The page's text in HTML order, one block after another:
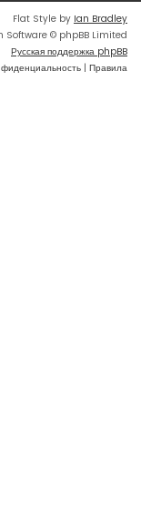
Flat Style by Ian Bradley
Software © phpBB Limited
Русская поддержка phpBB
| Правила